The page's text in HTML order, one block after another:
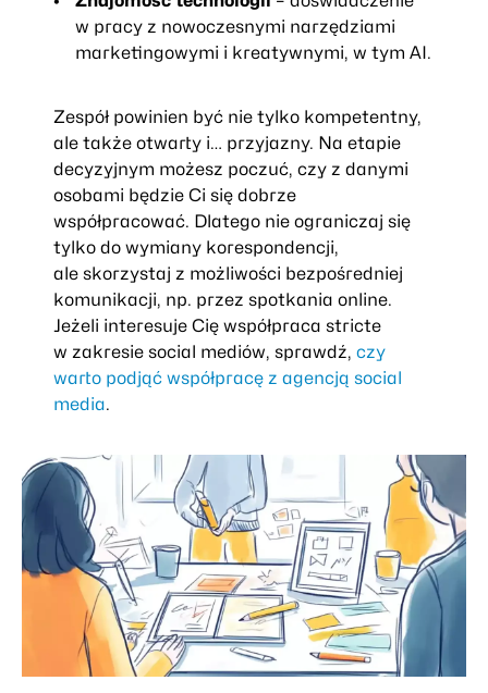
w pracy z nowoczesnymi narzędziami
marketingowymi i kreatywnymi, w tym AI.
Zespół powinien być nie tylko kompetentny,
ale także otwarty i… przyjazny. Na etapie
decyzyjnym możesz poczuć, czy z danymi
osobami będzie Ci się dobrze
współpracować. Dlatego nie ograniczaj się
tylko do wymiany korespondencji,
ale skorzystaj z możliwości bezpośredniej
komunikacji, np. przez spotkania online.
Jeżeli interesuje Cię współpraca stricte
w zakresie social mediów, sprawdź, czy
warto podjąć współpracę z agencją social
media.